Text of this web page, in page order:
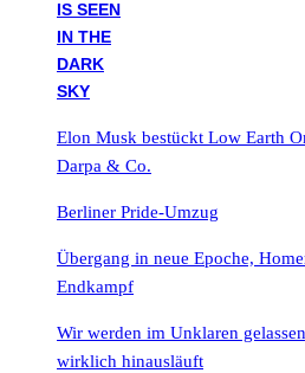
Elon Musk bestückt Low Earth
Darpa & Co.
Berliner Pride-Umzug
Übergang in neue Epoche,
Endkampf
Wir werden im Unklaren
wirklich hinausläuft